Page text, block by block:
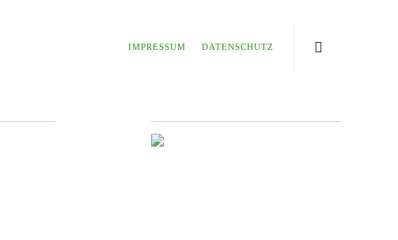
IMPRESSUM DATENSCHUTZ